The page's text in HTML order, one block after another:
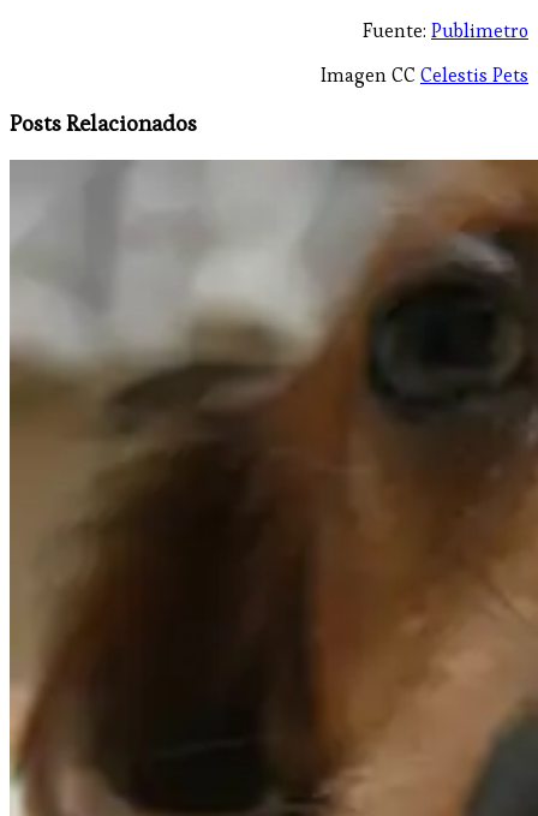
Fuente: Publimetro
Imagen CC Celestis Pets
Posts Relacionados